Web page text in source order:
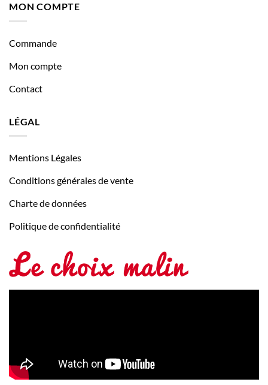
MON COMPTE
Commande
Mon compte
Contact
LÉGAL
Mentions Légales
Conditions générales de vente
Charte de données
Politique de confidentialité